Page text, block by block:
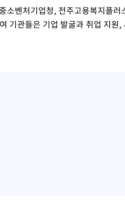
소벤처기업청, 전주고용복지플러
기관들은 기업 발굴과 취업 지원,